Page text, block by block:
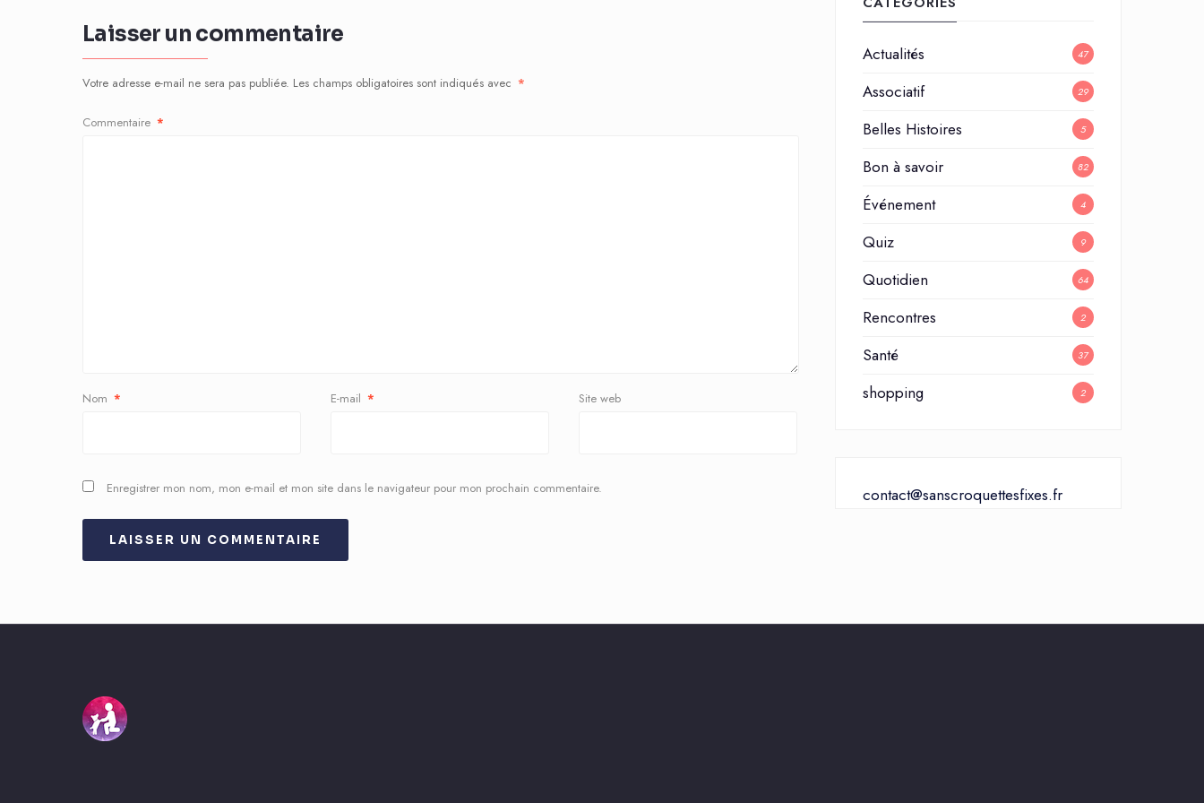
Laisser un commentaire
Votre adresse e-mail ne sera pas publiée. Les champs obligatoires sont indiqués avec *
Commentaire *
Nom * E-mail * Site web
Enregistrer mon nom, mon e-mail et mon site dans le navigateur pour mon prochain commentaire.
Actualités 47
Associatif 29
Belles Histoires 5
Bon à savoir 82
Événement 4
Quiz 9
Quotidien 64
Rencontres 2
Santé 37
shopping 2
contact@sanscroquettesfixes.fr